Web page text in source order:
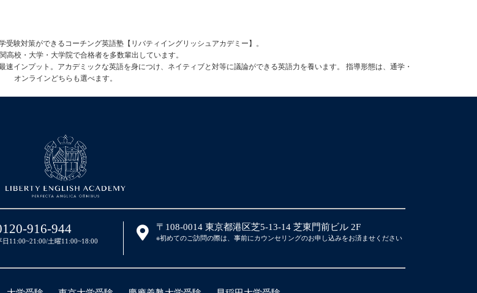
受験対策ができるコーチング英語塾【リバティイングリッシュアカデミー】。
高校・大学・大学院で合格者を多数輩出しています。
インプット。アカデミックな英語を身につけ、ネイティブと対等に議論ができる英語力を養います。 指導形態は、通学・
オンラインどちらも選べます。
916-944
日11:00~21:00/土曜11:00~18:00
〒108-0014 東京都港区芝5-13-14 芝東門前ビル 2F
※初めてのご訪問の際は、事前にカウンセリングのお申し込みをお済ませください